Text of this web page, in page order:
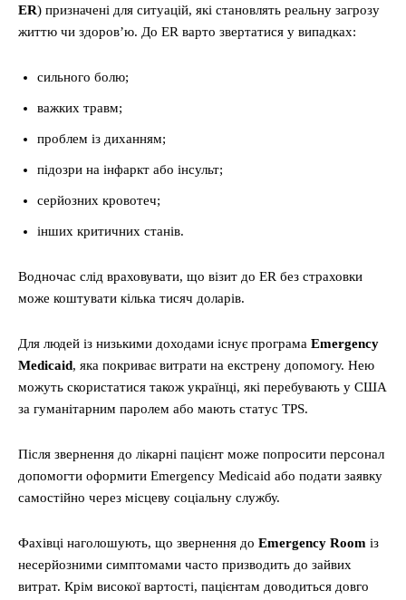
ER) призначені для ситуацій, які становлять реальну загрозу
життю чи здоров’ю. До ER варто звертатися у випадках:
сильного болю;
важких травм;
проблем із диханням;
підозри на інфаркт або інсульт;
серйозних кровотеч;
інших критичних станів.
Водночас слід враховувати, що візит до ER без страховки
може коштувати кілька тисяч доларів.
Для людей із низькими доходами існує програма Emergency
Medicaid, яка покриває витрати на екстрену допомогу. Нею
можуть скористатися також українці, які перебувають у США
за гуманітарним паролем або мають статус TPS.
Після звернення до лікарні пацієнт може попросити персонал
допомогти оформити Emergency Medicaid або подати заявку
самостійно через місцеву соціальну службу.
Фахівці наголошують, що звернення до Emergency Room із
несерйозними симптомами часто призводить до зайвих
витрат. Крім високої вартості, пацієнтам доводиться довго